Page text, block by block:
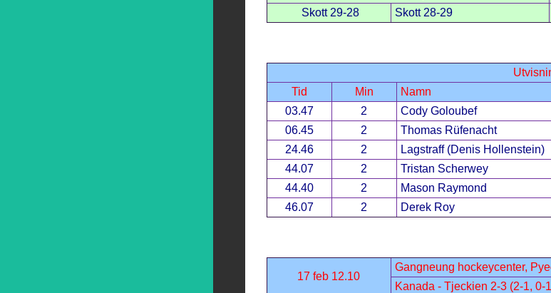
Skott 29-28
Skott 28-29
Tid
Min Namn
03.47
2 Cody Goloubef
06.45
2 Thomas Rüfenacht
24.46
2 Lagstraff (Denis Hollenstein)
44.07
2 Tristan Scherwey
44.40
2 Mason Raymond
46.07
2 Derek Roy
17 feb 12.10
Gangneung hockeycenter,
Kanada - Tjeckien 2-3 (2-1, 0-